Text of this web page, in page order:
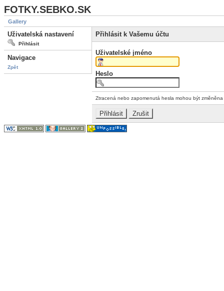
FOTKY.SEBKO.SK
Gallery
Uživatelská nastavení
Přihlásit
Navigace
Zpět
Přihlásit k Vašemu účtu
Uživatelské jméno
Heslo
Ztracená nebo zapomenutá hesla mohou být